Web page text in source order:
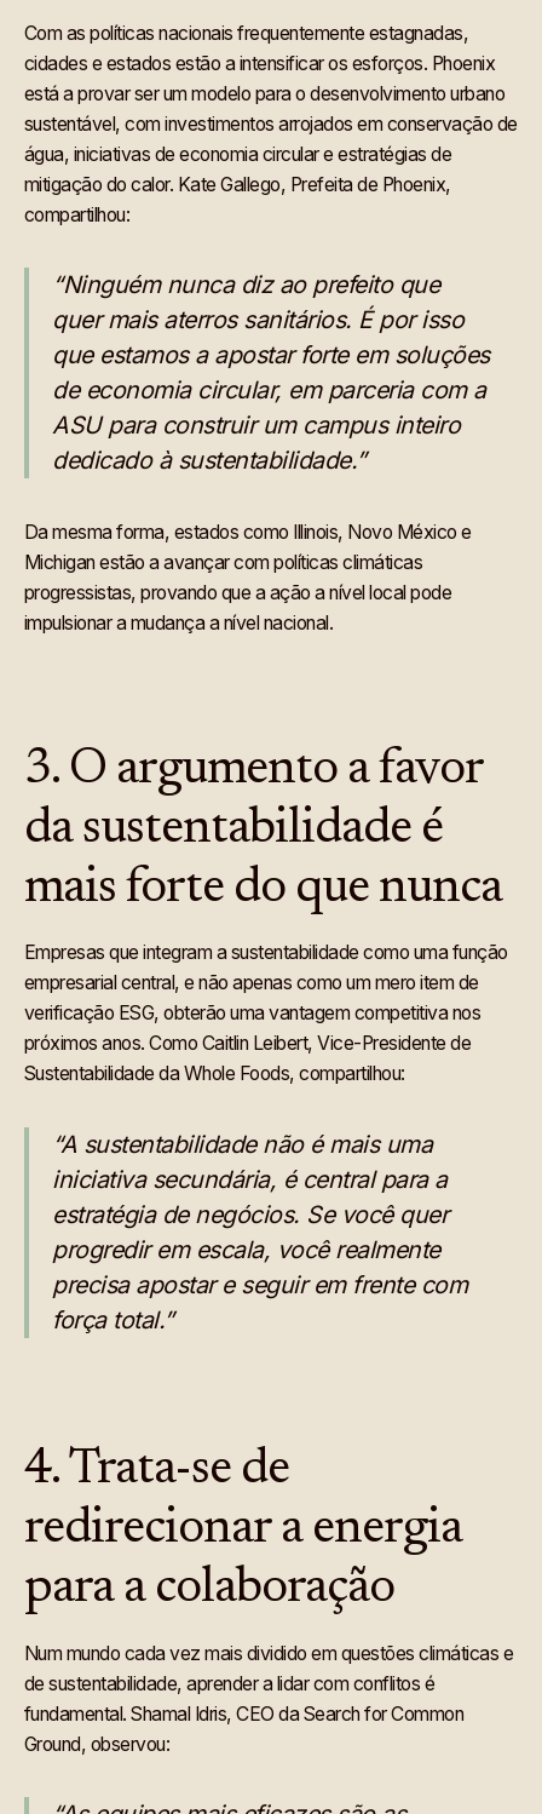
Com as políticas nacionais frequentemente estagnadas,
cidades e estados estão a intensificar os esforços. Phoenix
está a provar ser um modelo para o desenvolvimento urbano
sustentável, com investimentos arrojados em conservação de
água, iniciativas de economia circular e estratégias de
mitigação do calor. Kate Gallego, Prefeita de Phoenix,
compartilhou:
“Ninguém nunca diz ao prefeito que
quer mais aterros sanitários. É por isso
que estamos a apostar forte em soluções
de economia circular, em parceria com a
ASU para construir um campus inteiro
dedicado à sustentabilidade.”
Da mesma forma, estados como Illinois, Novo México e
Michigan estão a avançar com políticas climáticas
progressistas, provando que a ação a nível local pode
impulsionar a mudança a nível nacional.
3. O argumento a favor
da sustentabilidade é
mais forte do que nunca
Empresas que integram a sustentabilidade como uma função
empresarial central, e não apenas como um mero item de
verificação ESG, obterão uma vantagem competitiva nos
próximos anos. Como Caitlin Leibert, Vice-Presidente de
Sustentabilidade da Whole Foods, compartilhou:
“A sustentabilidade não é mais uma
iniciativa secundária, é central para a
estratégia de negócios. Se você quer
progredir em escala, você realmente
precisa apostar e seguir em frente com
força total.”
4. Trata-se de
redirecionar a energia
para a colaboração
Num mundo cada vez mais dividido em questões climáticas e
de sustentabilidade, aprender a lidar com conflitos é
fundamental. Shamal Idris, CEO da Search for Common
Ground, observou: